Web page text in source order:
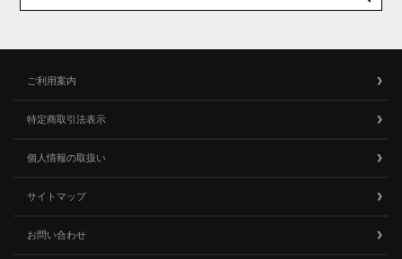
ご利用案内
特定商取引法表示
個人情報の取扱い
サイトマップ
お問い合わせ